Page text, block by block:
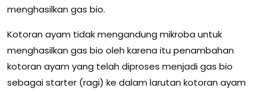
menghasilkan gas bio.
Kotoran ayam tidak mengandung mikroba untuk
menghasilkan gas bio oleh karena itu penambahan
kotoran ayam yang telah diproses menjadi gas bio
sebagai starter (ragi) ke dalam larutan kotoran ayam